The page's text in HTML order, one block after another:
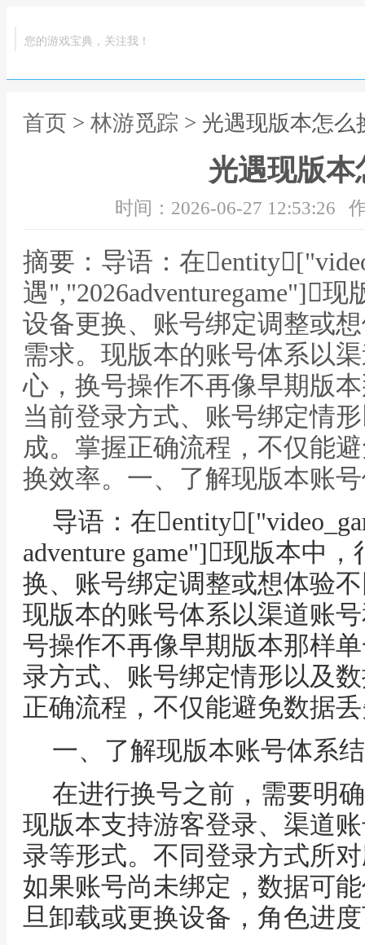
您的游戏宝典，关注我！
首页 > 林游觅踪 > 光遇现版本怎么
光遇现版本
时间：2026-06-27 12:53:26
摘要：导语：在
遇","2026adventuregame"]
设备更换、账号绑定调整或
需求。现版本的账号体系以
心，换号操作不再像早期版
当前登录方式、账号绑定情
成。掌握正确流程，不仅能
换效率。一、了解现版本账
导语：在
adventure game"]现版本中
换、账号绑定调整或想体验
现版本的账号体系以渠道账
号操作不再像早期版本那样
录方式、账号绑定情形以及
正确流程，不仅能避免数据
一、了解现版本账号体系
在进行换号之前，需要明
现版本支持游客登录、渠道
录等形式。不同登录方式所
如果账号尚未绑定，数据可
旦卸载或更换设备，角色进